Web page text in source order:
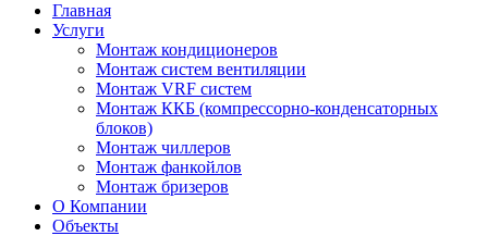
Главная
Услуги
Монтаж кондиционеров
Монтаж cистем вентиляции
Монтаж VRF систем
Монтаж ККБ (компрессорно-конденсаторных
блоков)
Монтаж чиллеров
Монтаж фанкойлов
Монтаж бризеров
О Компании
Объекты